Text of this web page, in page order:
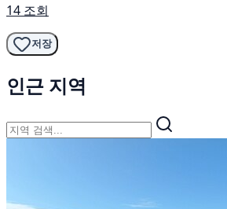
14 조회
저장
인근 지역